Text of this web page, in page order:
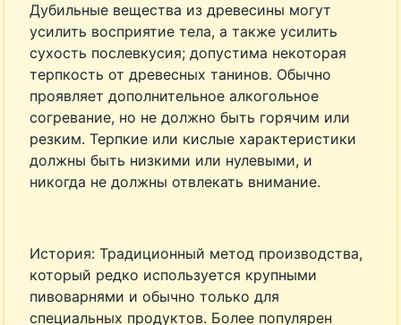
Дубильные вещества из древесины могут
усилить восприятие тела, а также усилить
сухость послевкусия; допустима некоторая
терпкость от древесных танинов. Обычно
проявляет дополнительное алкогольное
согревание, но не должно быть горячим или
резким. Терпкие или кислые характеристики
должны быть низкими или нулевыми, и
никогда не должны отвлекать внимание.
История: Традиционный метод производства,
который редко используется крупными
пивоварнями и обычно только для
специальных продуктов. Более популярен